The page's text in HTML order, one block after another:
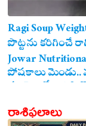
Ragi Soup
పొట్టను కరిగించే
ఖాయం!
Jowar
పోషకాలు మెండు..
గుండె ఆరోగ్యానికి
రాశిఫలాలు